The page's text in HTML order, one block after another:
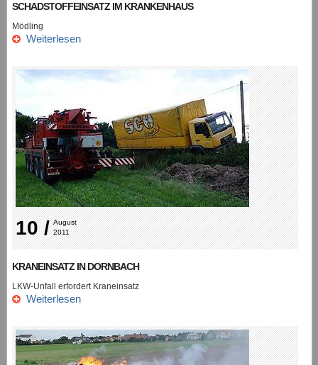
SCHADSTOFFEINSATZ IM KRANKENHAUS
Mödling
Weiterlesen
10 / August
2011
KRANEINSATZ IN DORNBACH
LKW-Unfall erfordert Kraneinsatz
Weiterlesen